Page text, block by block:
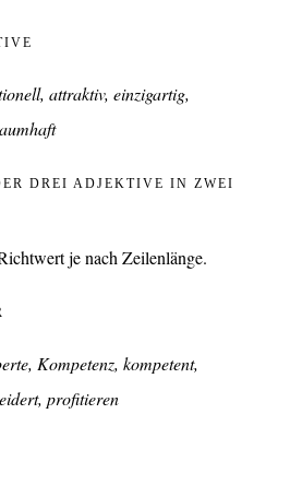
attraktiv, einzigartig,
DREI ADJEKTIVE IN ZWEI
je nach Zeilenlänge.
Kompetenz, kompetent,
profitieren